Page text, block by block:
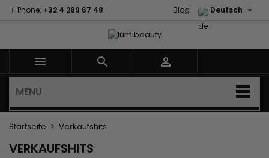
Phone: +32 4 269 67 48 Deutsch 
Blog
  
MENU
Startseite Verkaufshits
VERKAUFSHITS